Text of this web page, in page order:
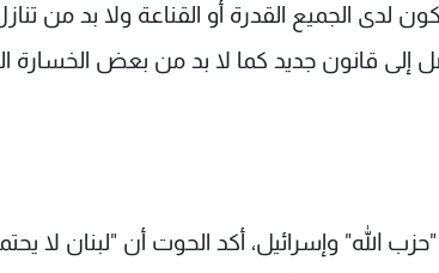
لدى الجميع القدرة أو القناعة ولا بد من
إلى قانون جديد كما لا بد من بعض
الله" وإسرائيل، أكد الحوت أن "لبنان لا